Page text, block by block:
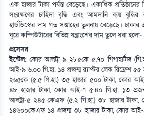
এক হাজার টাকা পর্যন্ত বেড়েছে। একাধিক প্রতিষ্ঠানের
সংরক্ষণের চাহিদা বৃদ্ধি এবং আমদানি ব্যয় বৃদ্ধির
হার্ডডিস্কের দাম গত সপ্তাহের তুলনায় বেড়েছে।
ঘুরে কম্পিউটারের বিভিন্ন যন্ত্রাংশের দাম তুলে ধরা হলো-
প্রসেসর
ইন্টেল: কোর আলট্রা ৯ ২৮৫কে ৫.৭০ গিগাহার্টজ
আই-৯ ৬.০০ গি.হা. ১৪ প্রজন্ম র‌্যাপ্টর লেক রিফ্রেশ ৫৫
২৬৫কে (৫.৫ গি.হা.) ৩৫ হাজার ৫০০ টাকা, কোর
৪৮ হাজার টাকা, কোর আই-৭ ৫.৪০ গি.হা. ১৩
আলট্রা-৫ ২৪৫ কেএফ (৫.২ গি.হা.) ৩৮ হাজার
১৪৬০০কেএফ ১৪ প্রজন্ম ৩৮ হাজার টাকা, কোর আই-